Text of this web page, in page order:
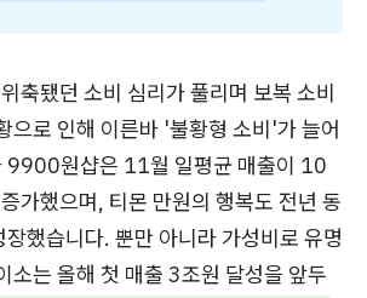
축됐던 소비 심리가 풀리며 보복 소비
으로 인해 이른바 '불황형 소비'가 늘어
9900원샵은 11월 일평균 매출이 10
가했으며, 티몬 만원의 행복도 전년 동
했습니다. 뿐만 아니라 가성비로 유명
소는 올해 첫 매출 3조원 달성을 앞두